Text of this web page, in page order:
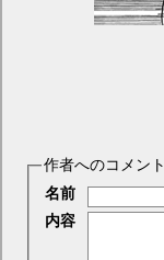
作者へのコメント
名前
内容